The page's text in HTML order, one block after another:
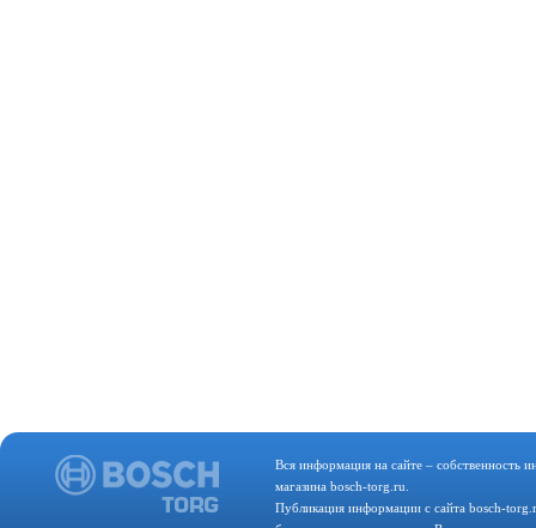
Вся информация на сайте – собственность
магазина bosch-torg.ru.
Публикация информации с сайта bosch-